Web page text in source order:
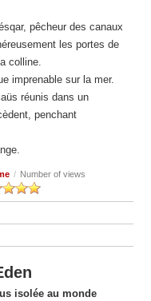
pêcheur des canaux
les portes de
colline.
imprenable sur la mer.
réunis dans un
penchant
/ Number of views
isolée au monde